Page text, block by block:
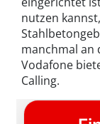
nutzen
manchmal an
Vodafone
Calling.